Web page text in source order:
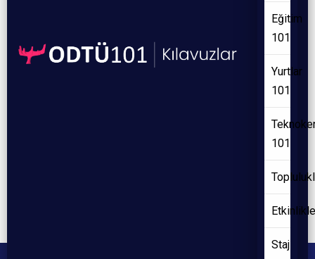
Eğitim
101
Yurtlar
101
101
Staj